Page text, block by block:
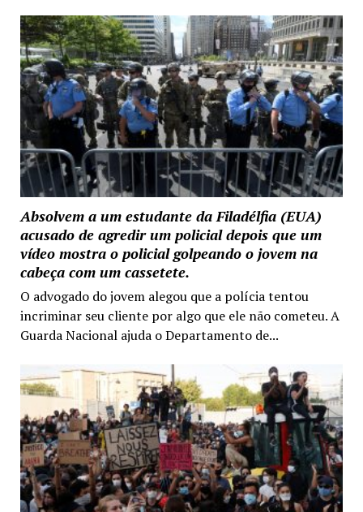
Absolvem a um estudante da Filadélfia (EUA)
acusado de agredir um policial depois que um
vídeo mostra o policial golpeando o jovem na
cabeça com um cassetete.
O advogado do jovem alegou que a polícia tentou
incriminar seu cliente por algo que ele não cometeu. A
Guarda Nacional ajuda o Departamento de...